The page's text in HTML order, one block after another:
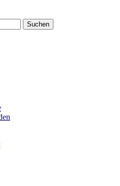
Suchen